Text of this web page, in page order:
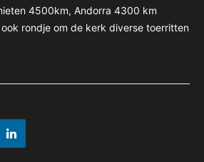
4500km, Andorra 4300 km
rondje om de kerk diverse toerritten